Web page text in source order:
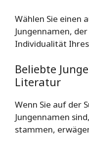
Wählen Sie einen
Jungennamen,
Individualität
Beliebte
Literatur
Wenn Sie auf der
Jungennamen
stammen,